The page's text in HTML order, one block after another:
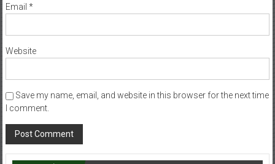
Email *
Website
Save my name, email, and website in this browser for the next time
I comment.